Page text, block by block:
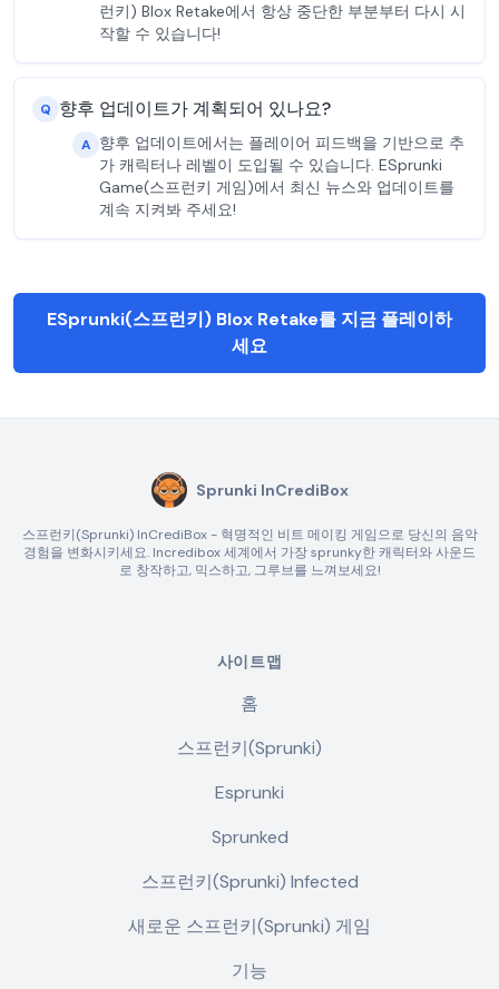
런키) Blox Retake에서 항상 중단한 부분부터 다시 시
작할 수 있습니다!
Q 향후 업데이트가 계획되어 있나요?
A 향후 업데이트에서는 플레이어 피드백을 기반으로 추
가 캐릭터나 레벨이 도입될 수 있습니다. ESprunki
Game(스프런키 게임)에서 최신 뉴스와 업데이트를
계속 지켜봐 주세요!
ESprunki(스프런키) Blox Retake를 지금 플레이하
세요
Sprunki InCrediBox
스프런키(Sprunki) InCrediBox - 혁명적인 비트 메이킹 게임으로 당신의 음악
경험을 변화시키세요. Incredibox 세계에서 가장 sprunky한 캐릭터와 사운드
로 창작하고, 믹스하고, 그루브를 느껴보세요!
사이트맵
홈
스프런키(Sprunki)
Esprunki
Sprunked
스프런키(Sprunki) Infected
새로운 스프런키(Sprunki) 게임
기능